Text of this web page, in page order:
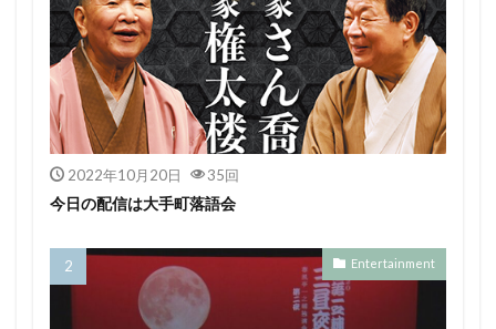
2022年10月20日 35回
今日の配信は大手町落語会
Entertainment